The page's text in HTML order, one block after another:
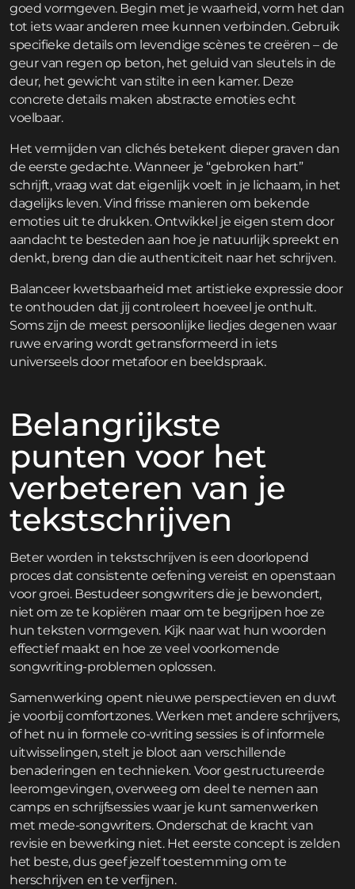
goed vormgeven. Begin met je waarheid, vorm het dan
tot iets waar anderen mee kunnen verbinden. Gebruik
specifieke details om levendige scènes te creëren – de
geur van regen op beton, het geluid van sleutels in de
deur, het gewicht van stilte in een kamer. Deze
concrete details maken abstracte emoties echt
voelbaar.
Het vermijden van clichés betekent dieper graven dan
de eerste gedachte. Wanneer je “gebroken hart”
schrijft, vraag wat dat eigenlijk voelt in je lichaam, in het
dagelijks leven. Vind frisse manieren om bekende
emoties uit te drukken. Ontwikkel je eigen stem door
aandacht te besteden aan hoe je natuurlijk spreekt en
denkt, breng dan die authenticiteit naar het schrijven.
Balanceer kwetsbaarheid met artistieke expressie door
te onthouden dat jij controleert hoeveel je onthult.
Soms zijn de meest persoonlijke liedjes degenen waar
ruwe ervaring wordt getransformeerd in iets
universeels door metafoor en beeldspraak.
Belangrijkste
punten voor het
verbeteren van je
tekstschrijven
Beter worden in tekstschrijven is een doorlopend
proces dat consistente oefening vereist en openstaan
voor groei. Bestudeer songwriters die je bewondert,
niet om ze te kopiëren maar om te begrijpen hoe ze
hun teksten vormgeven. Kijk naar wat hun woorden
effectief maakt en hoe ze veel voorkomende
songwriting-problemen oplossen.
Samenwerking opent nieuwe perspectieven en duwt
je voorbij comfortzones. Werken met andere schrijvers,
of het nu in formele co-writing sessies is of informele
uitwisselingen, stelt je bloot aan verschillende
benaderingen en technieken. Voor gestructureerde
leeromgevingen, overweeg om deel te nemen aan
camps en schrijfsessieswaar je kunt samenwerken
met mede-songwriters. Onderschat de kracht van
revisie en bewerking niet. Het eerste concept is zelden
het beste, dus geef jezelf toestemming om te
herschrijven en te verfijnen.